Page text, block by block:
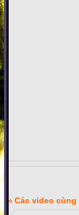
Các video cùng